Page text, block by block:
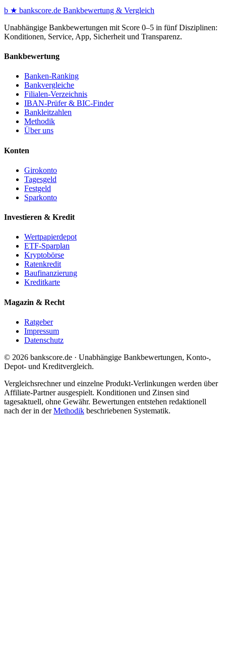
b ★ bankscore.de Bankbewertung & Vergleich
Unabhängige Bankbewertungen mit Score 0–5 in fünf Disziplinen:
Konditionen, Service, App, Sicherheit und Transparenz.
Bankbewertung
Banken-Ranking
Bankvergleiche
Filialen-Verzeichnis
IBAN-Prüfer & BIC-Finder
Bankleitzahlen
Methodik
Über uns
Konten
Girokonto
Tagesgeld
Festgeld
Sparkonto
Investieren & Kredit
Wertpapierdepot
ETF-Sparplan
Kryptobörse
Ratenkredit
Baufinanzierung
Kreditkarte
Magazin & Recht
Ratgeber
Impressum
Datenschutz
© 2026 bankscore.de · Unabhängige Bankbewertungen, Konto-,
Depot- und Kreditvergleich.
Vergleichsrechner und einzelne Produkt-Verlinkungen werden über
Affiliate-Partner ausgespielt. Konditionen und Zinsen sind
tagesaktuell, ohne Gewähr. Bewertungen entstehen redaktionell
nach der in derMethodik beschriebenen Systematik.